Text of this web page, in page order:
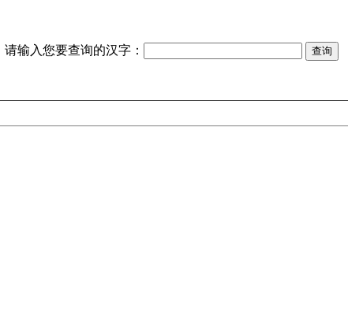
请输入您要查询的汉字：